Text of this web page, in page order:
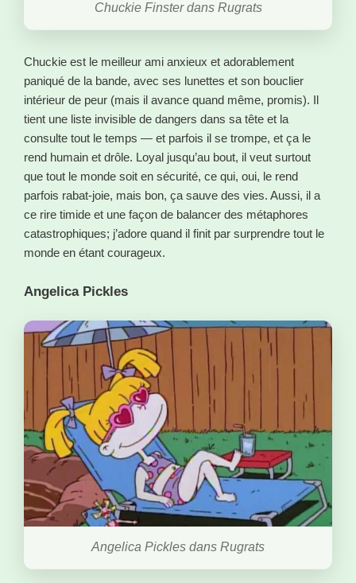
Chuckie Finster dans Rugrats
Chuckie est le meilleur ami anxieux et adorablement
paniqué de la bande, avec ses lunettes et son bouclier
intérieur de peur (mais il avance quand même, promis). Il
tient une liste invisible de dangers dans sa tête et la
consulte tout le temps — et parfois il se trompe, et ça le
rend humain et drôle. Loyal jusqu’au bout, il veut surtout
que tout le monde soit en sécurité, ce qui, oui, le rend
parfois rabat-joie, mais bon, ça sauve des vies. Aussi, il a
ce rire timide et une façon de balancer des métaphores
catastrophiques; j’adore quand il finit par surprendre tout le
monde en étant courageux.
Angelica Pickles
Angelica Pickles dans Rugrats